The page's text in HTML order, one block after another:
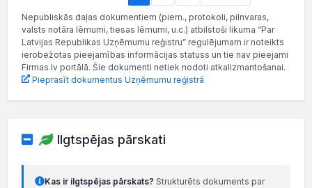
Nepubliskās daļas dokumentiem (piem., protokoli, pilnvaras,
valsts notāra lēmumi, tiesas lēmumi, u.c.) atbilstoši likuma “Par
Latvijas Republikas Uzņēmumu reģistru” regulējumam ir noteikts
ierobežotas pieejamības informācijas statuss un tie nav pieejami
Firmas.lv portālā. Šie dokumenti netiek nodoti atkalizmantošanai.
Pieprasīt dokumentus Uzņēmumu reģistrā
Ilgtspējas pārskati
Kas ir ilgtspējas pārskats? Strukturēts dokuments par